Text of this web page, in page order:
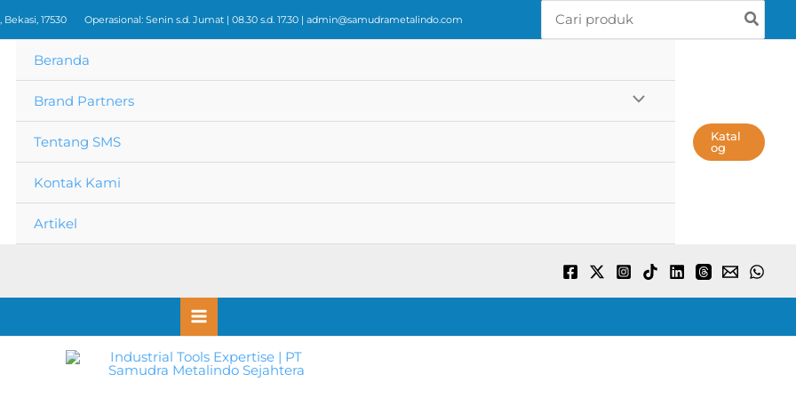
17530 Operasional: Senin s.d. Jumat | 08.30 s.d. 17.30 | admin@samudrametalindo.com
for:
Beranda
Brand Partners
Tentang SMS
Kontak Kami
Artikel
Katal
Og